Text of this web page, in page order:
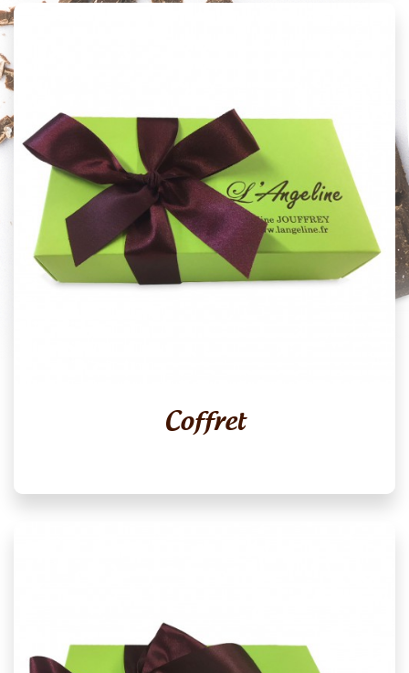
Coffret